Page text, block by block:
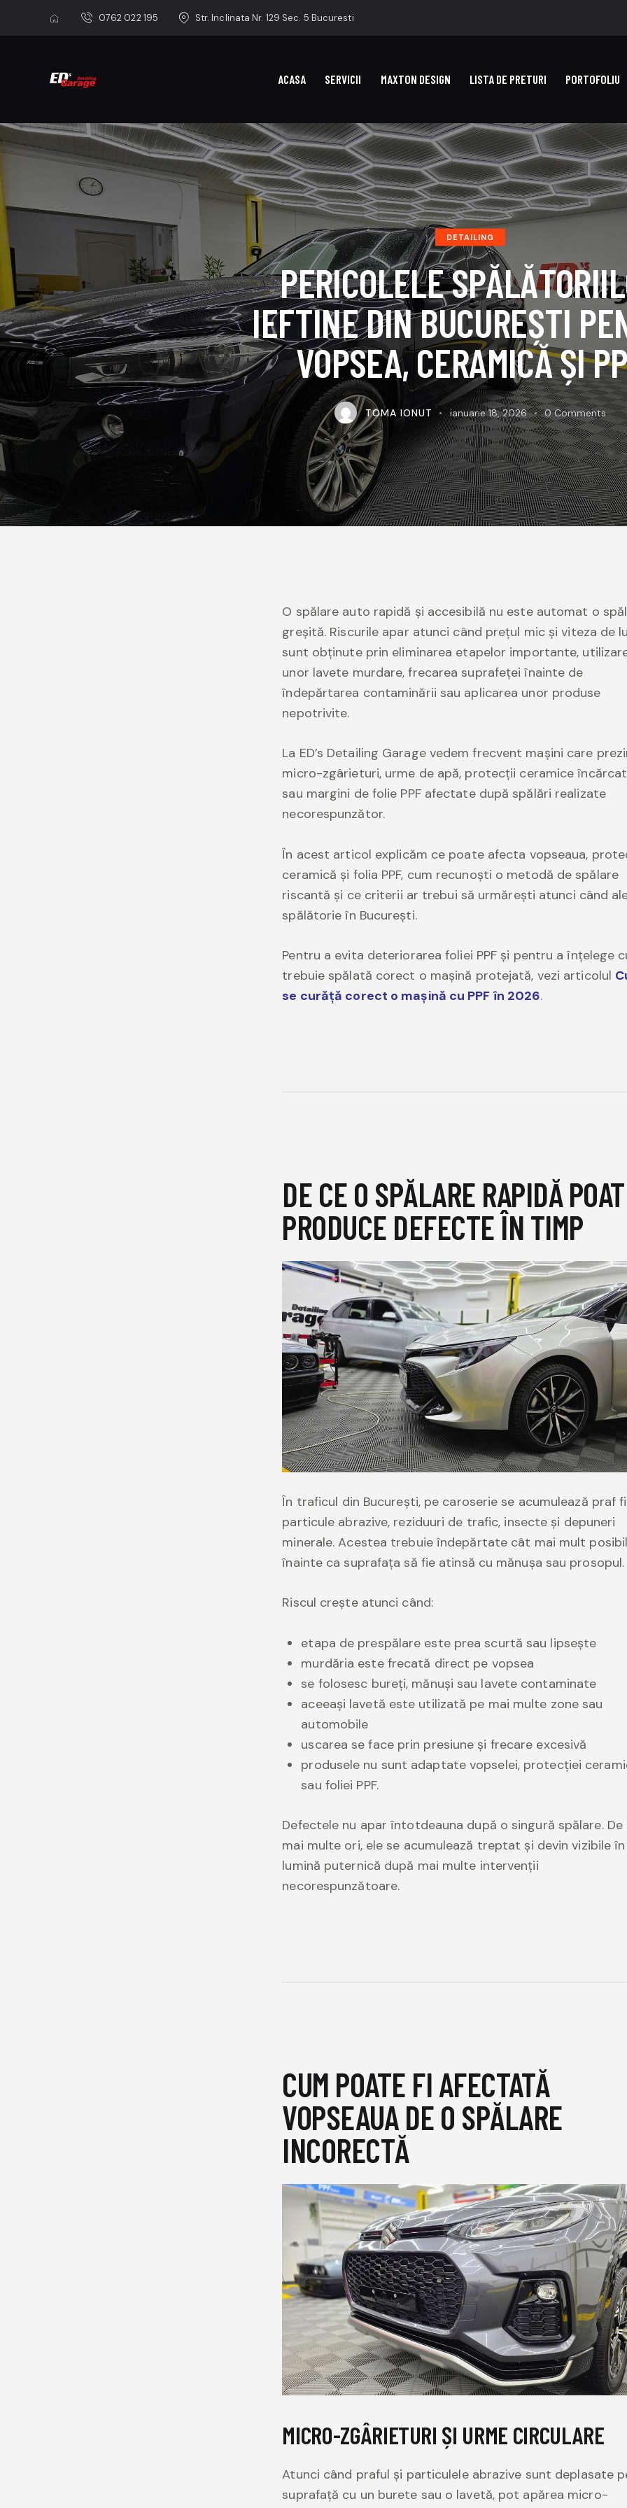
0762 022 195 Str. Inclinata Nr. 129 Sec. 5 Bucuresti
ACASA SERVICII MAXTON DESIGN LISTA DE PRETURI PORTOFOLIU
DETAILING
PERICOLELE
IEFTINE DIN BUCUREȘTI
VOPSEA, CERAMICĂ ȘI
TOMA IONUT ianuarie 18, 2026 0 Comments
O spălare auto rapidă și accesibilă nu este automat o
greșită. Riscurile apar atunci când prețul mic și viteza de
sunt obținute prin eliminarea etapelor importante,
unor lavete murdare, frecarea suprafeței înainte de
îndepărtarea contaminării sau aplicarea unor produse
nepotrivite.
La ED’s Detailing Garage vedem frecvent mașini care
micro-zgârieturi, urme de apă, protecții ceramice
sau margini de folie PPF afectate după spălări realizate
necorespunzător.
În acest articol explicăm ce poate afecta vopseaua,
ceramică și folia PPF, cum recunoști o metodă de spălare
riscantă și ce criterii ar trebui să urmărești atunci când
spălătorie în București.
Pentru a evita deteriorarea foliei PPF și pentru a înțelege
trebuie spălată corect o mașină protejată, vezi articolul
se curăță corect o mașină cu PPF în 2026.
DE CE O SPĂLARE RAPIDĂ
PRODUCE DEFECTE ÎN TIMP
În traficul din București, pe caroserie se acumulează praf
particule abrazive, reziduuri de trafic, insecte și depuneri
minerale. Acestea trebuie îndepărtate cât mai mult
înainte ca suprafața să fie atinsă cu mănușa sau prosopul.
Riscul crește atunci când:
etapa de prespălare este prea scurtă sau lipsește
murdăria este frecată direct pe vopsea
se folosesc bureți, mănuși sau lavete contaminate
aceeași lavetă este utilizată pe mai multe zone sau
automobile
uscarea se face prin presiune și frecare excesivă
produsele nu sunt adaptate vopselei, protecției
sau foliei PPF.
Defectele nu apar întotdeauna după o singură spălare. De
mai multe ori, ele se acumulează treptat și devin vizibile în
lumină puternică după mai multe intervenții
necorespunzătoare.
CUM POATE FI AFECTATĂ
VOPSEAUA DE O SPĂLARE
INCORECTĂ
MICRO-ZGÂRIETURI ȘI URME CIRCULARE
Atunci când praful și particulele abrazive sunt deplasate
suprafață cu un burete sau o lavetă, pot apărea micro-